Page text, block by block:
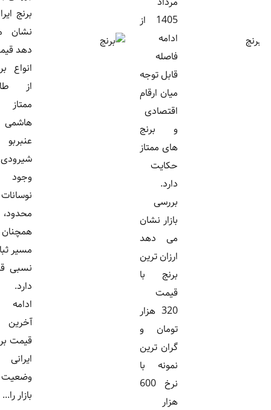
1405 از
ادامه
فاصله
قابل توجه
میان ارقام
اقتصادی
و برنج
های ممتاز
حکایت
دارد.
بررسی
بازار نشان
می دهد
ارزان ترین
برنج با
قیمت
320 هزار
تومان و
گران ترین
نمونه با
نرخ 600
هزار
برنج ایرانی
نشان می
دهد قیمت
انواع برنج
از طارم
ممتاز و
هاشمی تا
عنبربو و
شیرودی با
وجود
نوسانات
محدود،
همچنان در
مسیر ثبات
نسبی قرار
دارد. در
ادامه
آخرین
قیمت برنج
ایرانی و
وضعیت
بازار را...